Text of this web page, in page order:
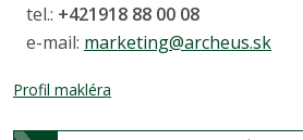
tel.: +421918 88 00 08
e-mail: marketing@archeus.sk
Profil makléra